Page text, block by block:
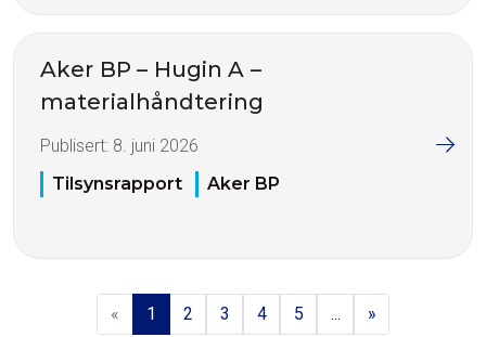
Aker BP – Hugin A –
materialhåndtering
Publisert: 8. juni 2026
Tilsynsrapport
Aker BP
« 1 2 3 4 5 ... »